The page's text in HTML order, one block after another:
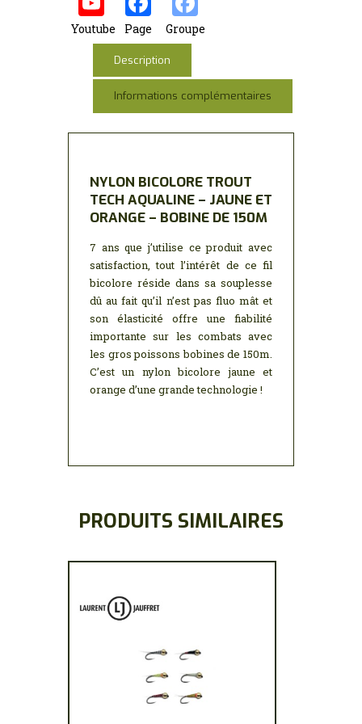
o
o
k
r dI
n
A
p
Youtube Page Groupe
Description
Informations complémentaires
NYLON BICOLORE TROUT
TECH AQUALINE – JAUNE ET
ORANGE – BOBINE DE 150M
7 ans que j’utilise ce produit avec
satisfaction, tout l’intérêt de ce fil
bicolore réside dans sa souplesse
dû au fait qu’il n’est pas fluo mât et
son élasticité offre une fiabilité
importante sur les combats avec
les gros poissons bobines de 150m.
C’est un nylon bicolore jaune et
orange d’une grande technologie !
PRODUITS SIMILAIRES